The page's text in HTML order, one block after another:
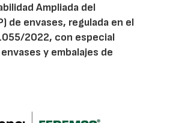
Ampliada del
de envases, regulada en el
2022, con especial
y embalajes de